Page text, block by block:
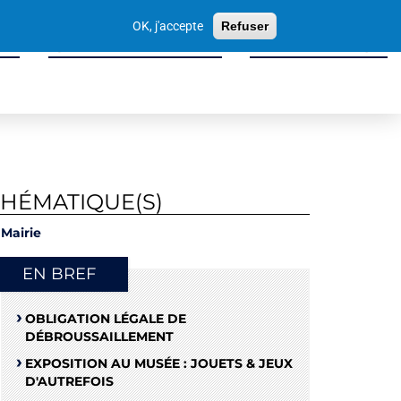
OK, j'accepte Refuser
Sport, Culture & Loisirs Tissu Économique
Mairie
EN BREF
OBLIGATION LÉGALE DE
DÉBROUSSAILLEMENT
EXPOSITION AU MUSÉE : JOUETS & JEUX
D'AUTREFOIS